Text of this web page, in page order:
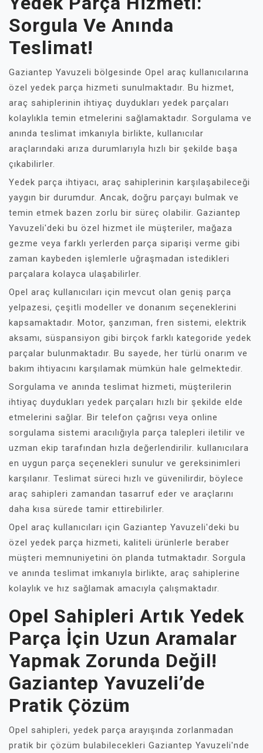
Sorgula Ve Anında
Teslimat!
Gaziantep Yavuzeli bölgesinde Opel araç kullanıcılarına
özel yedek parça hizmeti sunulmaktadır. Bu hizmet,
araç sahiplerinin ihtiyaç duydukları yedek parçaları
kolaylıkla temin etmelerini sağlamaktadır. Sorgulama ve
anında teslimat imkanıyla birlikte, kullanıcılar
araçlarındaki arıza durumlarıyla hızlı bir şekilde başa
çıkabilirler.
Yedek parça ihtiyacı, araç sahiplerinin karşılaşabileceği
yaygın bir durumdur. Ancak, doğru parçayı bulmak ve
temin etmek bazen zorlu bir süreç olabilir. Gaziantep
Yavuzeli'deki bu özel hizmet ile müşteriler, mağaza
gezme veya farklı yerlerden parça siparişi verme gibi
zaman kaybeden işlemlerle uğraşmadan istedikleri
parçalara kolayca ulaşabilirler.
Opel araç kullanıcıları için mevcut olan geniş parça
yelpazesi, çeşitli modeller ve donanım seçeneklerini
kapsamaktadır. Motor, şanzıman, fren sistemi, elektrik
aksamı, süspansiyon gibi birçok farklı kategoride yedek
parçalar bulunmaktadır. Bu sayede, her türlü onarım ve
bakım ihtiyacını karşılamak mümkün hale gelmektedir.
Sorgulama ve anında teslimat hizmeti, müşterilerin
ihtiyaç duydukları yedek parçaları hızlı bir şekilde elde
etmelerini sağlar. Bir telefon çağrısı veya online
sorgulama sistemi aracılığıyla parça talepleri iletilir ve
uzman ekip tarafından hızla değerlendirilir. kullanıcılara
en uygun parça seçenekleri sunulur ve gereksinimleri
karşılanır. Teslimat süreci hızlı ve güvenilirdir, böylece
araç sahipleri zamandan tasarruf eder ve araçlarını
daha kısa sürede tamir ettirebilirler.
Opel araç kullanıcıları için Gaziantep Yavuzeli'deki bu
özel yedek parça hizmeti, kaliteli ürünlerle beraber
müşteri memnuniyetini ön planda tutmaktadır. Sorgula
ve anında teslimat imkanıyla birlikte, araç sahiplerine
kolaylık ve hız sağlamak amacıyla çalışmaktadır.
Opel Sahipleri Artık Yedek
Parça İçin Uzun Aramalar
Yapmak Zorunda Değil!
Gaziantep Yavuzeli’de
Pratik Çözüm
Opel sahipleri, yedek parça arayışında zorlanmadan
pratik bir çözüm bulabilecekleri Gaziantep Yavuzeli'nde